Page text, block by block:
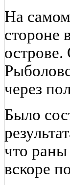
На
стороне
через
Было
что
вскоре